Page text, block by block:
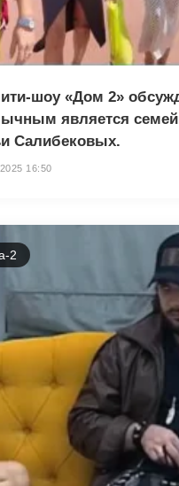
шоу «Дом 2»
является
Салибековых.
16:50
2